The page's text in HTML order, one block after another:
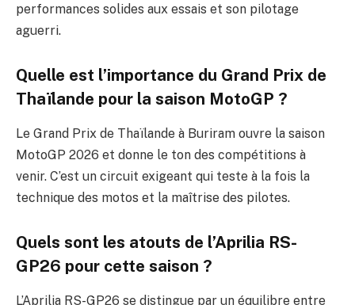
performances solides aux essais et son pilotage
aguerri.
Quelle est l’importance du Grand Prix de
Thaïlande pour la saison MotoGP ?
Le Grand Prix de Thaïlande à Buriram ouvre la saison
MotoGP 2026 et donne le ton des compétitions à
venir. C’est un circuit exigeant qui teste à la fois la
technique des motos et la maîtrise des pilotes.
Quels sont les atouts de l’Aprilia RS-
GP26 pour cette saison ?
L’Aprilia RS-GP26 se distingue par un équilibre entre